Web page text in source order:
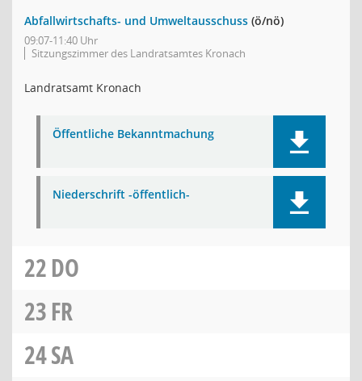
Abfallwirtschafts- und Umweltausschuss (ö/nö)
09:07-11:40 Uhr
Sitzungszimmer des Landratsamtes Kronach
Landratsamt Kronach
Öffentliche Bekanntmachung
Niederschrift -öffentlich-
22DO
23FR
24SA